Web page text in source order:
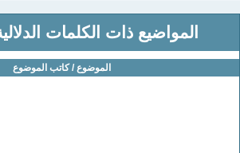
المواضيع ذات الكلمات
الموضوع / كاتب الموضوع